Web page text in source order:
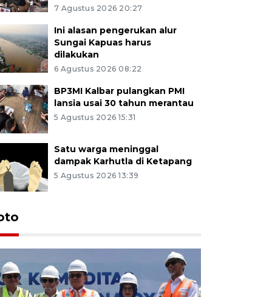
7 Agustus 2026 20:27
Ini alasan pengerukan alur
Sungai Kapuas harus
dilakukan
6 Agustus 2026 08:22
BP3MI Kalbar pulangkan PMI
lansia usai 30 tahun merantau
5 Agustus 2026 15:31
Satu warga meninggal
dampak Karhutla di Ketapang
5 Agustus 2026 13:39